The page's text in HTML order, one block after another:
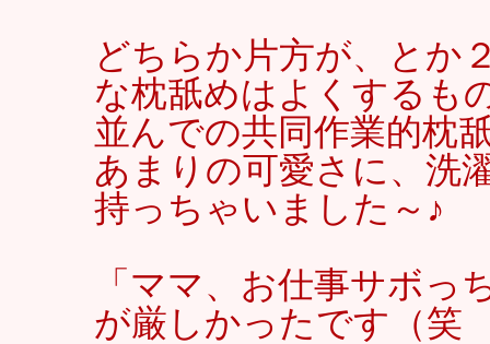
どちらか片方が、とか
な枕舐めはよくするも
並んでの共同作業的枕
あまりの可愛さに、洗
持っちゃいました～♪
「ママ、お仕事サボっ
が厳しかったです（笑